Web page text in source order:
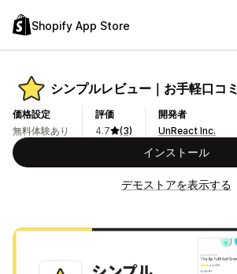
Shopify App Store
シンプルレビュー｜お手軽口コミ
価格設定
無料体験あり
評価
4.7
(3)
開発者
UnReact Inc.
インストール
デモストアを表示する